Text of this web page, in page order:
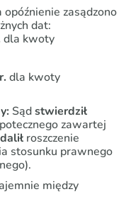
zasądzono
dat:
dla kwoty
dla kwoty
Sądstwierdził
zawartej
roszczenie
stosunku prawnego
między